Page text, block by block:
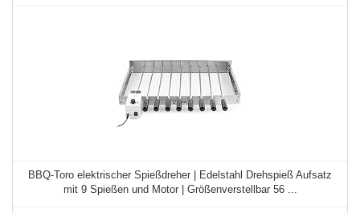
BBQ-Toro elektrischer Spießdreher | Edelstahl Drehspieß Aufsatz
mit 9 Spießen und Motor | Größenverstellbar 56 ...